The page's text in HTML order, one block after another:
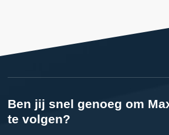
Ben jij snel genoeg om
te volgen?